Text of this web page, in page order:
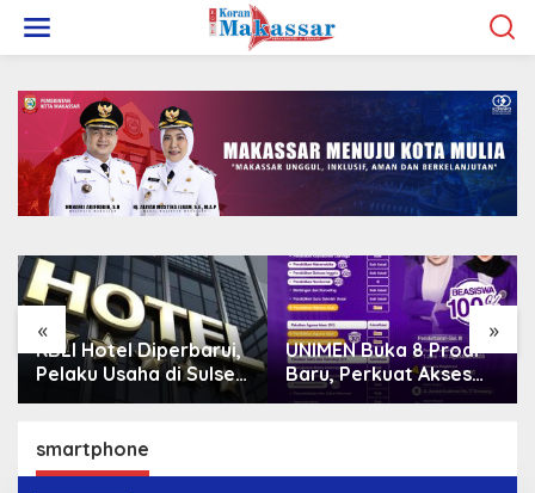
w
« »
KBLI Hotel Diperbarui,
Pelaku Usaha di Sulsel
UNIMEN Buka 8 Prodi
Baru, Perkuat Akses
Pendidikan Tinggi dan
smartphone